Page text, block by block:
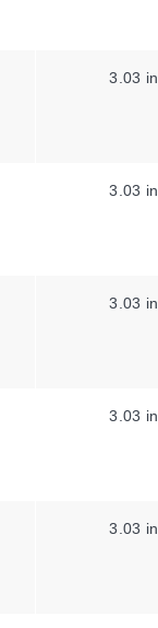
3.03 in
3.03 in
3.03 in
3.03 in
3.03 in